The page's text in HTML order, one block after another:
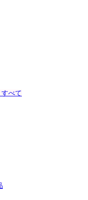
べて